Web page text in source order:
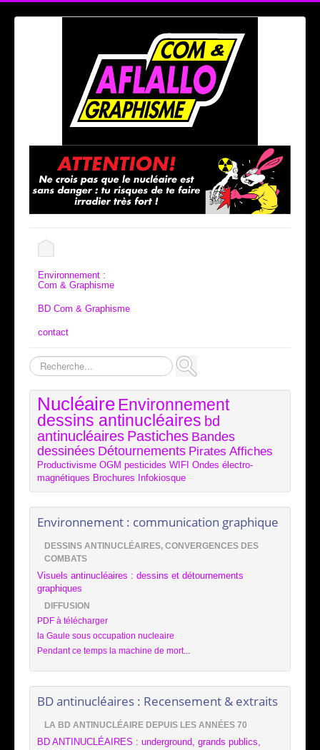
Environnement :
Com & Graphisme
BD Com & Graphisme
contact
Rechercher
NucléaireEnvironnement
dessins antinucléaires bd
antinucléaires Pastiches Bandes
dessinées Détournements Pirates Affiches
Productivisme OGM pesticides WIFI Ondes électro-
magnétiques Brochures Infokiosque
Environnement : communication graphique
DESSINS ANTINUCLÉAIRES, CONVERGENCES DES
COMBATS
Visuels antinucléaires : dessins et détournements
graphiques
DIFFUSION
PDF à télécharger
la Gaule sous occupation nucleaire
Pendant ce temps la machine de mort...
BD antinucléaires : Recensement & extraits
LA BD ANTINUCLÉAIRE DEPUIS LES ANNÉES 70
BD ANTINUCLÉAIRES : underground, grands publics,